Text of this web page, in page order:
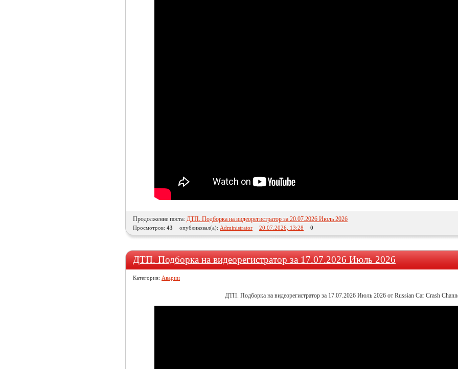
Продолжение поста: ДТП. Подборка на видеорегистратор за 20.07.2026 Июль 2026
Просмотров: 43 опубликовал(а): Administrator 20.07.2026, 13:28 0
ДТП. Подборка на видеорегистратор за 17.07.2026 Июль 2026
Категория: Аварии
ДТП. Подборка на видеорегистратор за 17.07.2026 Июль 2026 от Russian Car Crash